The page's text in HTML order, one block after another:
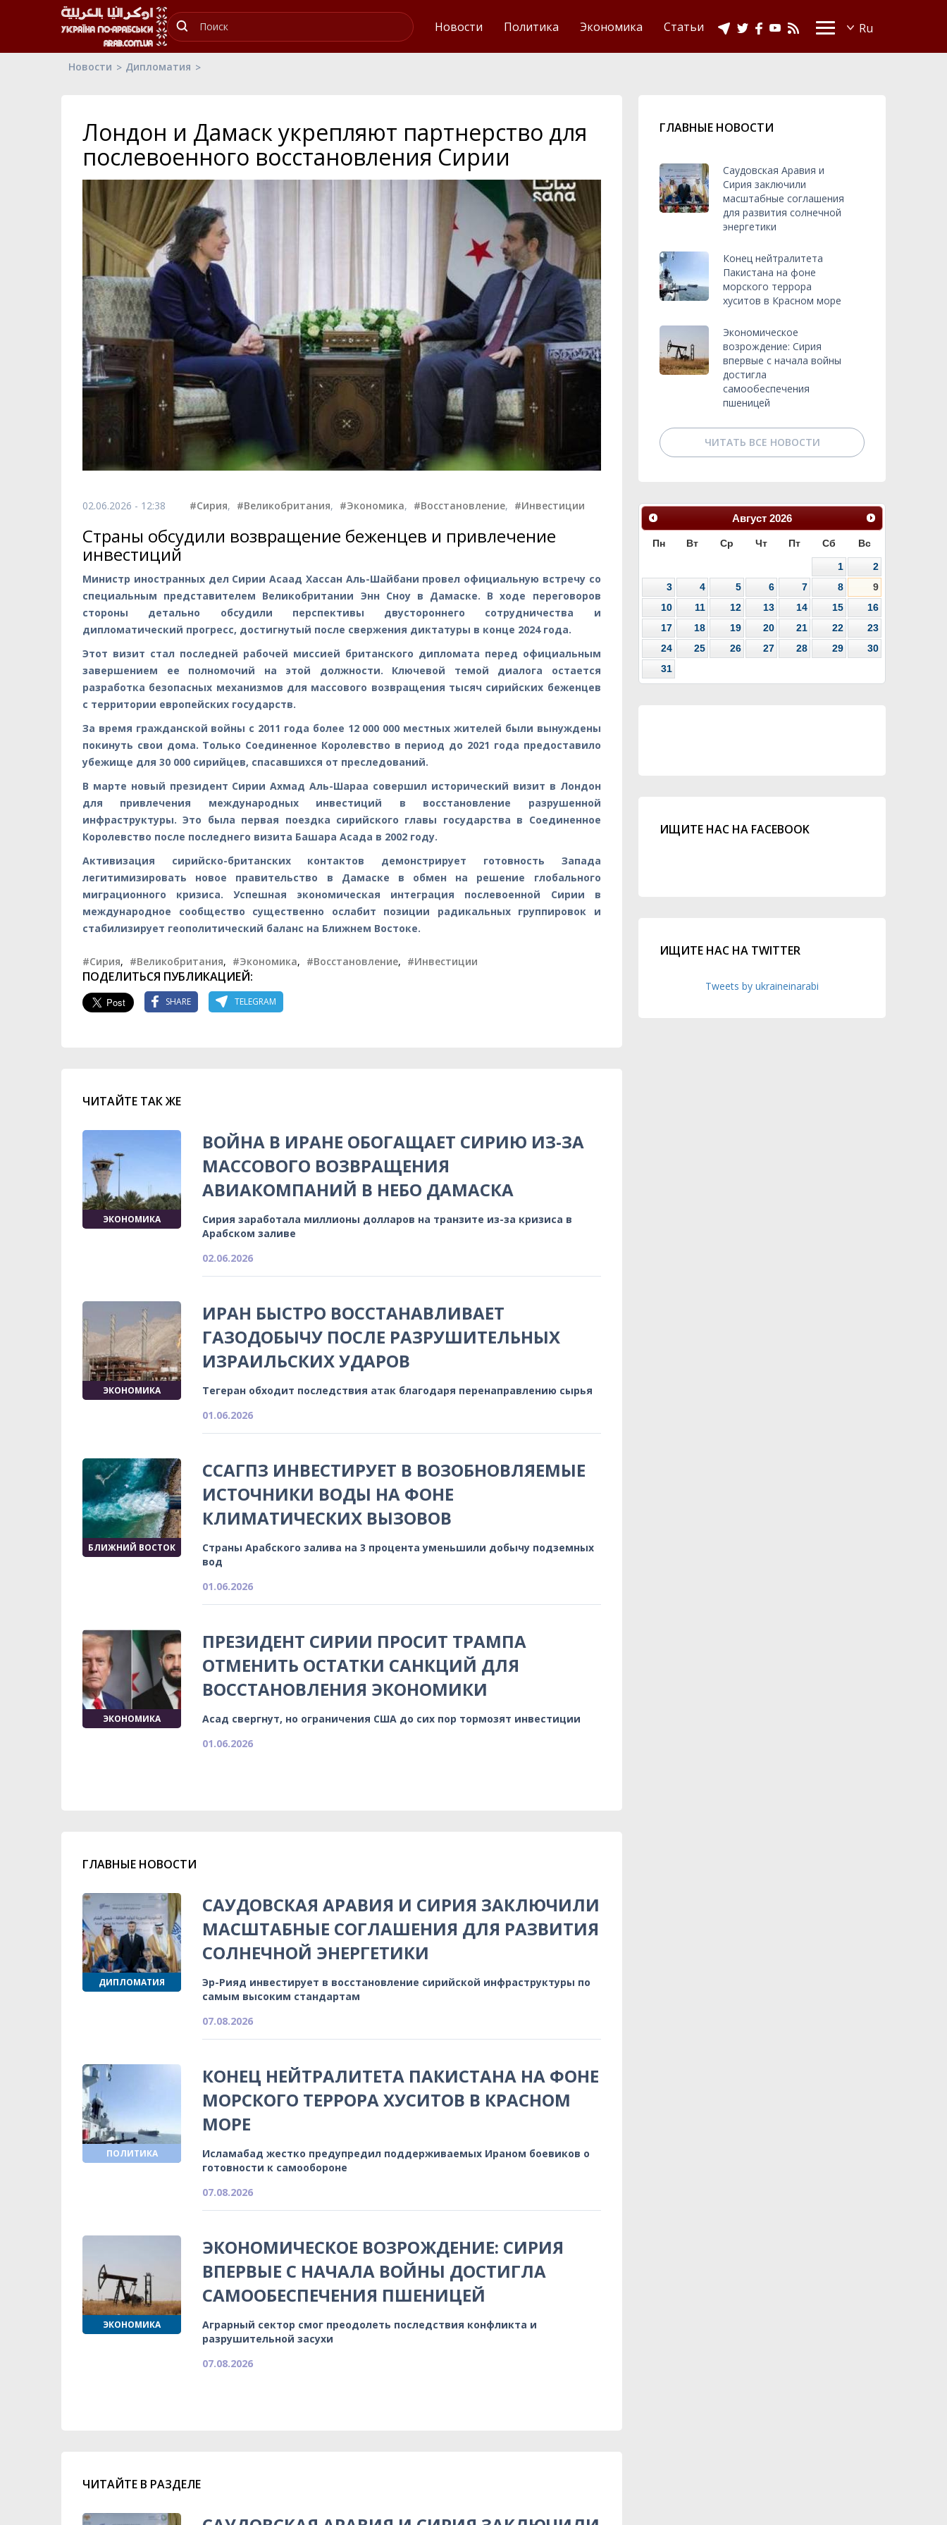
Новости Политика Экономика Статьи
Новости Дипломатия
Лондон и Дамаск укрепляют партнерство для
послевоенного восстановления Сирии
02.06.2026 - 12:38 #Сирия, #Великобритания, #Экономика, #Восстановление, #Инвестиции
Страны обсудили возвращение беженцев и привлечение
инвестиций
Министр иностранных дел Сирии Асаад Хассан Аль-Шайбани провел официальную встречу со
специальным представителем Великобритании Энн Сноу в Дамаске. В ходе переговоров
стороны детально обсудили перспективы двустороннего сотрудничества и
дипломатический прогресс, достигнутый после свержения диктатуры в конце 2024 года.
Этот визит стал последней рабочей миссией британского дипломата перед официальным
завершением ее полномочий на этой должности. Ключевой темой диалога остается
разработка безопасных механизмов для массового возвращения тысяч сирийских беженцев
с территории европейских государств.
За время гражданской войны с 2011 года более 12 000 000 местных жителей были вынуждены
покинуть свои дома. Только Соединенное Королевство в период до 2021 года предоставило
убежище для 30 000 сирийцев, спасавшихся от преследований.
В марте новый президент Сирии Ахмад Аль-Шараа совершил исторический визит в Лондон
для привлечения международных инвестиций в восстановление разрушенной
инфраструктуры. Это была первая поездка сирийского главы государства в Соединенное
Королевство после последнего визита Башара Асада в 2002 году.
Активизация сирийско-британских контактов демонстрирует готовность Запада
легитимизировать новое правительство в Дамаске в обмен на решение глобального
миграционного кризиса. Успешная экономическая интеграция послевоенной Сирии в
международное сообщество существенно ослабит позиции радикальных группировок и
стабилизирует геополитический баланс на Ближнем Востоке.
#Сирия, #Великобритания, #Экономика, #Восстановление, #Инвестиции
ПОДЕЛИТЬСЯ ПУБЛИКАЦИЕЙ:
SHARE TELEGRAM
ЧИТАЙТЕ ТАК ЖЕ
ЭКОНОМИКА
ВОЙНА В ИРАНЕ ОБОГАЩАЕТ СИРИЮ ИЗ-ЗА
МАССОВОГО ВОЗВРАЩЕНИЯ
АВИАКОМПАНИЙ В НЕБО ДАМАСКА
Сирия заработала миллионы долларов на транзите из-за кризиса в
Арабском заливе
02.06.2026
ЭКОНОМИКА
ИРАН БЫСТРО ВОССТАНАВЛИВАЕТ
ГАЗОДОБЫЧУ ПОСЛЕ РАЗРУШИТЕЛЬНЫХ
ИЗРАИЛЬСКИХ УДАРОВ
Тегеран обходит последствия атак благодаря перенаправлению сырья
01.06.2026
БЛИЖНИЙ ВОСТОК
ССАГПЗ ИНВЕСТИРУЕТ В ВОЗОБНОВЛЯЕМЫЕ
ИСТОЧНИКИ ВОДЫ НА ФОНЕ
КЛИМАТИЧЕСКИХ ВЫЗОВОВ
Страны Арабского залива на 3 процента уменьшили добычу подземных
вод
01.06.2026
ЭКОНОМИКА
ПРЕЗИДЕНТ СИРИИ ПРОСИТ ТРАМПА
ОТМЕНИТЬ ОСТАТКИ САНКЦИЙ ДЛЯ
ВОССТАНОВЛЕНИЯ ЭКОНОМИКИ
Асад свергнут, но ограничения США до сих пор тормозят инвестиции
01.06.2026
ГЛАВНЫЕ НОВОСТИ
ДИПЛОМАТИЯ
САУДОВСКАЯ АРАВИЯ И СИРИЯ ЗАКЛЮЧИЛИ
МАСШТАБНЫЕ СОГЛАШЕНИЯ ДЛЯ РАЗВИТИЯ
СОЛНЕЧНОЙ ЭНЕРГЕТИКИ
Эр-Рияд инвестирует в восстановление сирийской инфраструктуры по
самым высоким стандартам
07.08.2026
ПОЛИТИКА
КОНЕЦ НЕЙТРАЛИТЕТА ПАКИСТАНА НА ФОНЕ
МОРСКОГО ТЕРРОРА ХУСИТОВ В КРАСНОМ
МОРЕ
Исламабад жестко предупредил поддерживаемых Ираном боевиков о
готовности к самообороне
07.08.2026
ЭКОНОМИКА
ЭКОНОМИЧЕСКОЕ ВОЗРОЖДЕНИЕ: СИРИЯ
ВПЕРВЫЕ С НАЧАЛА ВОЙНЫ ДОСТИГЛА
САМООБЕСПЕЧЕНИЯ ПШЕНИЦЕЙ
Аграрный сектор смог преодолеть последствия конфликта и
разрушительной засухи
07.08.2026
ЧИТАЙТЕ В РАЗДЕЛЕ
ГЛАВНЫЕ НОВОСТИ
Саудовская Аравия и
Сирия заключили
масштабные соглашения
для развития солнечной
энергетики
Конец нейтралитета
Пакистана на фоне
морского террора
хуситов в Красном море
Экономическое
возрождение: Сирия
впервые с начала войны
достигла
самообеспечения
пшеницей
ЧИТАТЬ ВСЕ НОВОСТИ
Август 2026
Пн Вт Ср Чт Пт Сб Вс
1
2
3
4 5 6 7 8
9
10
11 12 13 14 15
16
17
18 19 20 21 22
23
24
25 26 27 28 29
30
31
ИЩИТЕ НАС НА FACEBOOK
ИЩИТЕ НАС НА TWITTER
Tweets by ukraineinarabi